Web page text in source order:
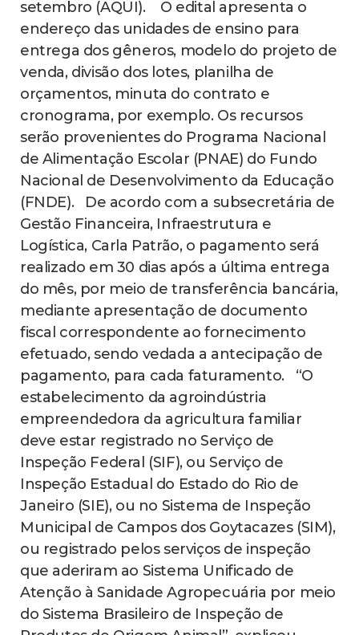
setembro (AQUI). O edital apresenta o
endereço das unidades de ensino para
entrega dos gêneros, modelo do projeto de
venda, divisão dos lotes, planilha de
orçamentos, minuta do contrato e
cronograma, por exemplo. Os recursos
serão provenientes do Programa Nacional
de Alimentação Escolar (PNAE) do Fundo
Nacional de Desenvolvimento da Educação
(FNDE). De acordo com a subsecretária de
Gestão Financeira, Infraestrutura e
Logística, Carla Patrão, o pagamento será
realizado em 30 dias após a última entrega
do mês, por meio de transferência bancária,
mediante apresentação de documento
fiscal correspondente ao fornecimento
efetuado, sendo vedada a antecipação de
pagamento, para cada faturamento. “O
estabelecimento da agroindústria
empreendedora da agricultura familiar
deve estar registrado no Serviço de
Inspeção Federal (SIF), ou Serviço de
Inspeção Estadual do Estado do Rio de
Janeiro (SIE), ou no Sistema de Inspeção
Municipal de Campos dos Goytacazes (SIM),
ou registrado pelos serviços de inspeção
que aderiram ao Sistema Unificado de
Atenção à Sanidade Agropecuária por meio
do Sistema Brasileiro de Inspeção de